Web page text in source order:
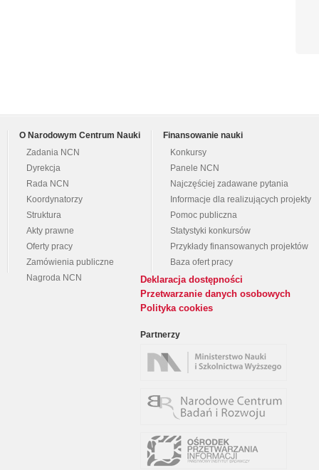
O Narodowym Centrum Nauki
Zadania NCN
Dyrekcja
Rada NCN
Koordynatorzy
Struktura
Akty prawne
Oferty pracy
Zamówienia publiczne
Nagroda NCN
Finansowanie nauki
Konkursy
Panele NCN
Najczęściej zadawane pytania
Informacje dla realizujących projekty
Pomoc publiczna
Statystyki konkursów
Przykłady finansowanych projektów
Baza ofert pracy
Deklaracja dostępności
Przetwarzanie danych osobowych
Polityka cookies
Partnerzy